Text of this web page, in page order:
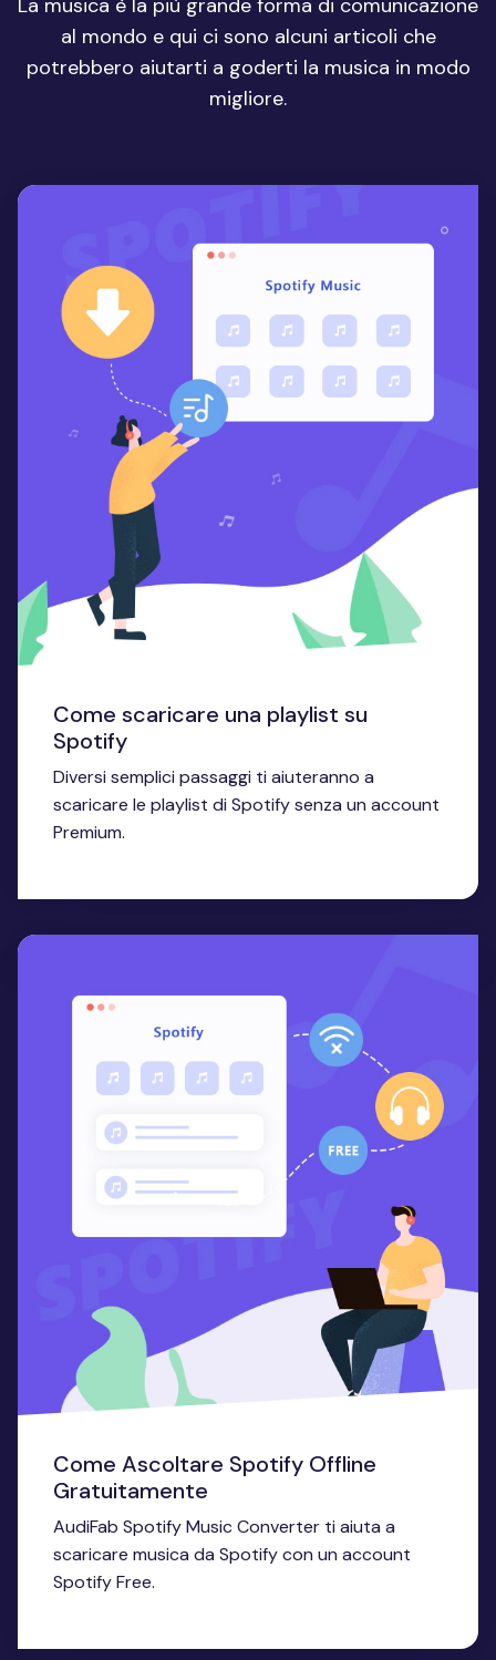
La musica è la più grande forma di comunicazione
al mondo e qui ci sono alcuni articoli che
potrebbero aiutarti a goderti la musica in modo
migliore.
Come scaricare una playlist su
Spotify
Diversi semplici passaggi ti aiuteranno a
scaricare le playlist di Spotify senza un account
Premium.
Come Ascoltare Spotify Offline
Gratuitamente
AudiFab Spotify Music Converter ti aiuta a
scaricare musica da Spotify con un account
Spotify Free.